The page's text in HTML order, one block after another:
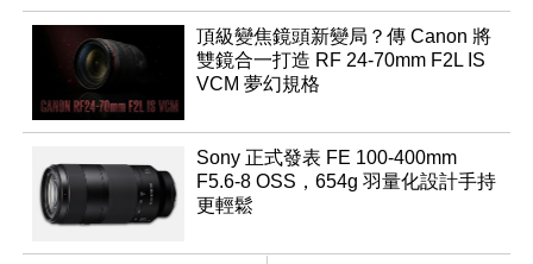
頂級變焦鏡頭新變局？傳 Canon 將
雙鏡合一打造 RF 24-70mm F2L IS
VCM 夢幻規格
Sony 正式發表 FE 100-400mm
F5.6-8 OSS，654g 羽量化設計手持
更輕鬆